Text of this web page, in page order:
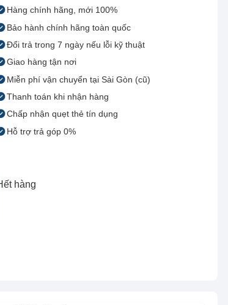
Hàng chính hãng, mới 100%
Bảo hành chính hãng toàn quốc
Đổi trả trong 7 ngày nếu lỗi kỹ thuật
Giao hàng tận nơi
Miễn phí vận chuyển tại Sài Gòn (cũ)
Thanh toán khi nhận hàng
Chấp nhận quẹt thẻ tín dụng
Hỗ trợ trả góp 0%
hàng